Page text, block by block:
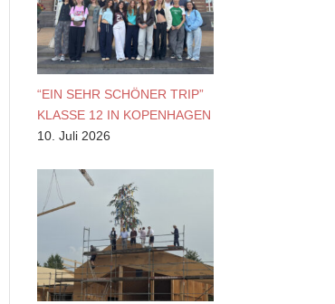
“EIN SEHR SCHÖNER TRIP”
KLASSE 12 IN KOPENHAGEN
10. Juli 2026